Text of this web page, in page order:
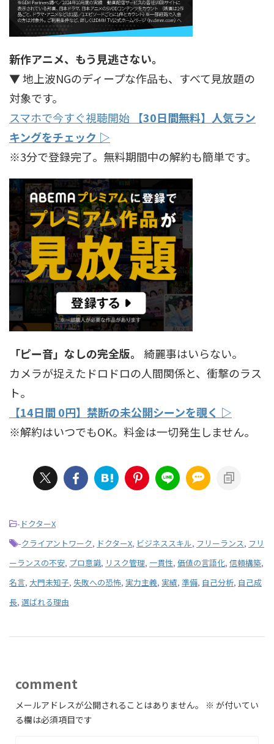
新作アニメ、もう見逃さない。
▼ 地上波NGのディープな作品も、すべて見放題の
対象です。
スマホで今すぐ視聴開始
【30日間無料】人気ラン
キングをチェック ▷
※3分で登録完了。無料期間中の解約も簡単です。
「ピー音」なしの完全版。
綺麗事はいらない。
カメラが捉えたドロドロの人間関係と、衝撃のラス
ト。
【14日間 0円】禁断の未公開シーンを覗く ▷
※解約はいつでもOK。料金は一切発生しません。
- ドクターX
-クライアントワーク, ドクターX, ビジネススキル, フリーランス, フリ
ーランスの不安, プロ意識, リスク管理, 一貫性, 価値の言語化, 信頼構築,
名言, 大門未知子, 失敗への恐怖, 実力主義, 実績, 準備, 自己分析, 自己成
長, 選ばれる理由
comment
メールアドレスが公開されることはありません。 ※ が付いてい
る欄は必須項目です